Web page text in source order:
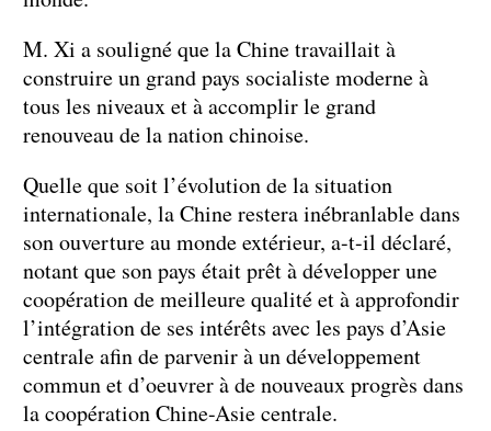
M. Xi a souligné que la Chine travaillait à
construire un grand pays socialiste moderne à
tous les niveaux et à accomplir le grand
renouveau de la nation chinoise.
Quelle que soit l’évolution de la situation
internationale, la Chine restera inébranlable dans
son ouverture au monde extérieur, a-t-il déclaré,
notant que son pays était prêt à développer une
coopération de meilleure qualité et à approfondir
l’intégration de ses intérêts avec les pays d’Asie
centrale afin de parvenir à un développement
commun et d’oeuvrer à de nouveaux progrès dans
la coopération Chine-Asie centrale.